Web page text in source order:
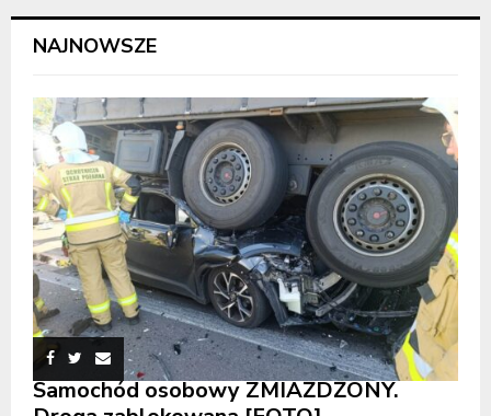
NAJNOWSZE
Samochód osobowy ZMIAŻDŻONY.